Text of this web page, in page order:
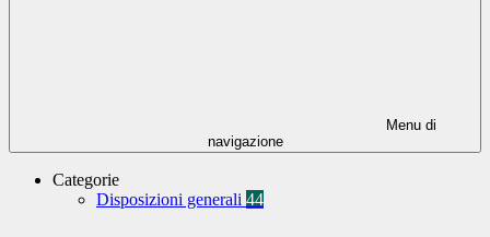
Menu di
navigazione
Categorie
Disposizioni generali 44